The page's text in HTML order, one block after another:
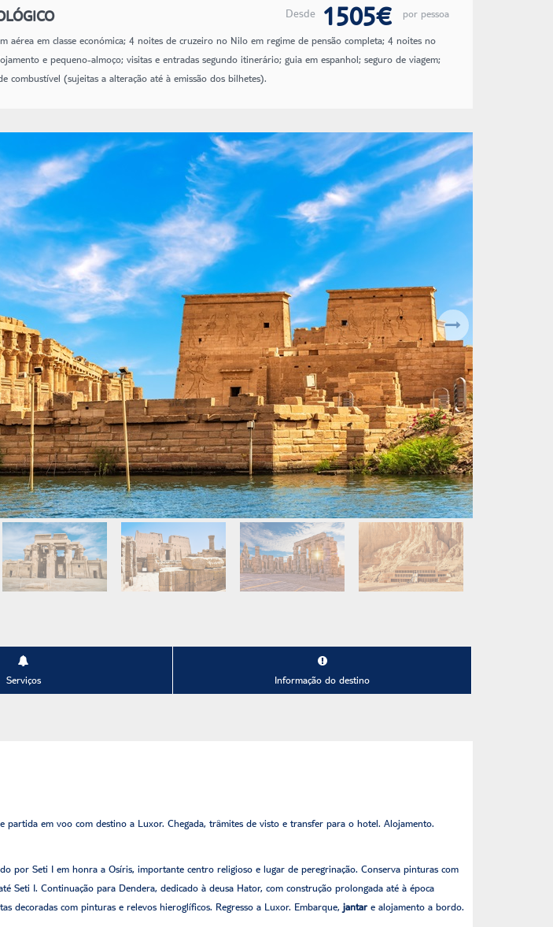
Desde 1505€ por pessoa
aérea em classe económica; 4 noites de cruzeiro no Nilo em regime de pensão completa; 4 noites no
e pequeno-almoço; visitas e entradas segundo itinerário; guia em espanhol; seguro de viagem;
combustível (sujeitas a alteração até à emissão dos bilhetes).
Serviços Informação do destino
em voo com destino a Luxor. Chegada, trâmites de visto e transfer para o hotel. Alojamento.
por Seti I em honra a Osíris, importante centro religioso e lugar de peregrinação. Conserva pinturas com
Seti I. Continuação para Dendera, dedicado à deusa Hator, com construção prolongada até à época
decoradas com pinturas e relevos hieroglíficos. Regresso a Luxor. Embarque, jantare alojamento a bordo.